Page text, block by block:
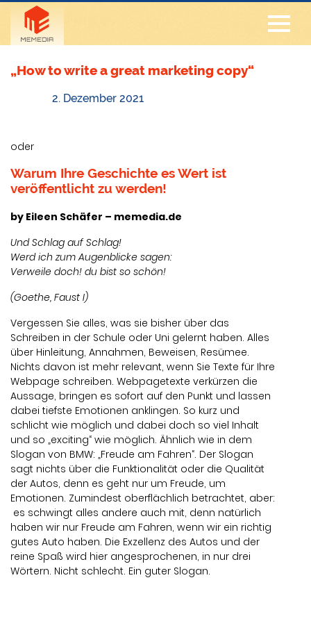
„How to write a great marketing copy“
2. Dezember 2021
oder
Warum Ihre Geschichte es Wert ist
veröffentlicht zu werden!
by Eileen Schäfer – memedia.de
Und Schlag auf Schlag!
Werd ich zum Augenblicke sagen:
Verweile doch! du bist so schön!
(Goethe, Faust I)
Vergessen Sie alles, was sie bisher über das
Schreiben in der Schule oder Uni gelernt haben. Alles
über Hinleitung, Annahmen, Beweisen, Resümee.
Nichts davon ist mehr relevant, wenn Sie Texte für Ihre
Webpage schreiben. Webpagetexte verkürzen die
Aussage, bringen es sofort auf den Punkt und lassen
dabei tiefste Emotionen anklingen. So kurz und
schlicht wie möglich und dabei doch so viel Inhalt
und so „exciting“ wie möglich. Ähnlich wie in dem
Slogan von BMW: „Freude am Fahren“. Der Slogan
sagt nichts über die Funktionalität oder die Qualität
der Autos, denn es geht nur um Freude, um
Emotionen. Zumindest oberflächlich betrachtet, aber:
es schwingt alles andere auch mit, denn natürlich
haben wir nur Freude am Fahren, wenn wir ein richtig
gutes Auto haben. Die Exzellenz des Autos und der
reine Spaß wird hier angesprochenen, in nur drei
Wörtern. Nicht schlecht. Ein guter Slogan.